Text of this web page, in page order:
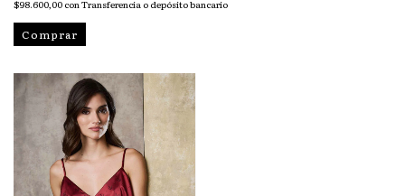
$98.600,00 con Transferencia o depósito bancario
Comprar